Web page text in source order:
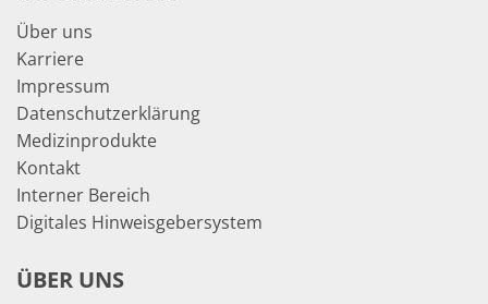
Über uns
Karriere
Impressum
Datenschutzerklärung
Medizinprodukte
Kontakt
Interner Bereich
Digitales Hinweisgebersystem
ÜBER UNS